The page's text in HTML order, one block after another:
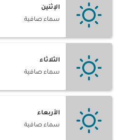
الإثنين
سماء صافية
الثلاثاء
سماء صافية
الأربعاء
سماء صافية